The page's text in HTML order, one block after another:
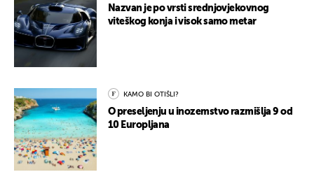
Nazvan je po vrsti srednjovjekovnog
viteškog konja i visok samo metar
KAMO BI OTIŠLI?
O preseljenju u inozemstvo razmišlja 9 od
10 Europljana